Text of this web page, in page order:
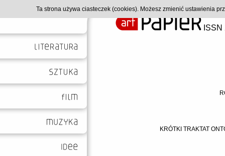
KRÓTKI TRAKTAT
Ta strona używa ciasteczek (cookies). Możesz zmienić ustawienia